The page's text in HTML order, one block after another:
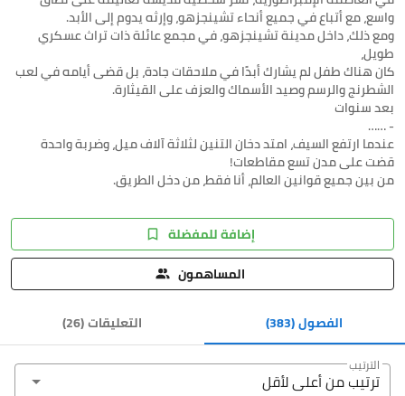
ومع ذلك، داخل مدينة تشينجزهو، في مجمع عائلة ذات تراث عسكري
كان هناك طفل لم يشارك أبدًا في ملاحقات جادة، بل قضى أيامه في لعب
عندما ارتفع السيف، امتد دخان التنين لثلاثة آلاف ميل، وضربة واحدة
من بين جميع قوانين العالم، أنا فقط، من دخل الطريق.
إضافة للمفضلة
المساهمون
الفصول(383) التعليقات(
26
)
الترتيب
ترتيب من أعلى ﻷقل